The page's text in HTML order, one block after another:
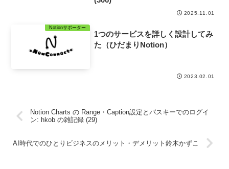
2025.11.01
Notionサポーター
1つのサービスを詳しく設計してみ
た（ひだまりNotion）
2023.02.01
Notion Charts の Range・Caption設定とパスキーでのログイ
ン: hkob の雑記録 (29)
AI時代でのひとりビジネスのメリット・デメリット鈴木かずこ